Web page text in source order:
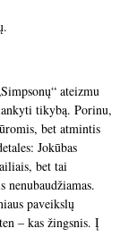
ateizmu
tikybą. Porinu,
bet atmintis
Jokūbas
bet tai
paveikslų
– kas žingsnis. Į